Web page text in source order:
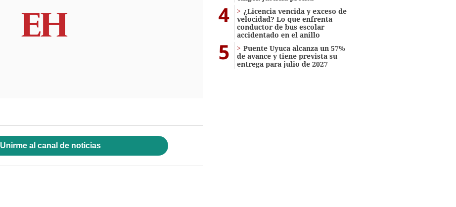
Unirme al canal de noticias
4
¿Licencia vencida y exceso de
velocidad? Lo que enfrenta
conductor de bus escolar
accidentado en el anillo
5
Puente Uyuca alcanza un 57%
de avance y tiene prevista su
entrega para julio de 2027